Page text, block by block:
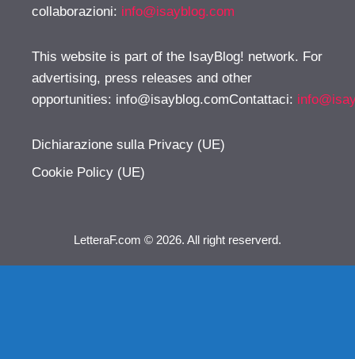
collaborazioni: info@isayblog.com
This website is part of the IsayBlog! network. For
advertising, press releases and other
opportunities: info@isayblog.comContattaci:
Dichiarazione sulla Privacy (UE)
Cookie Policy (UE)
LetteraF.com © 2026. All right reserverd.